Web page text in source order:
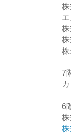
7
6